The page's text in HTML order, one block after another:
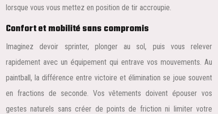
lorsque vous vous mettez en position de tir accroupie.
Confort et mobilité sans compromis
Imaginez devoir sprinter, plonger au sol, puis vous relever
rapidement avec un équipement qui entrave vos mouvements. Au
paintball, la différence entre victoire et élimination se joue souvent
en fractions de seconde. Vos vêtements doivent épouser vos
gestes naturels sans créer de points de friction ni limiter votre